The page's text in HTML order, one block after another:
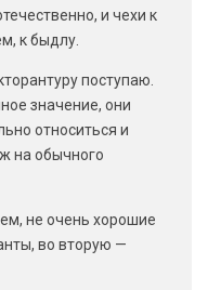
и чехи к
к быдлу.
поступаю.
значение, они
относиться и
на обычного
не очень хорошие
во вторую —